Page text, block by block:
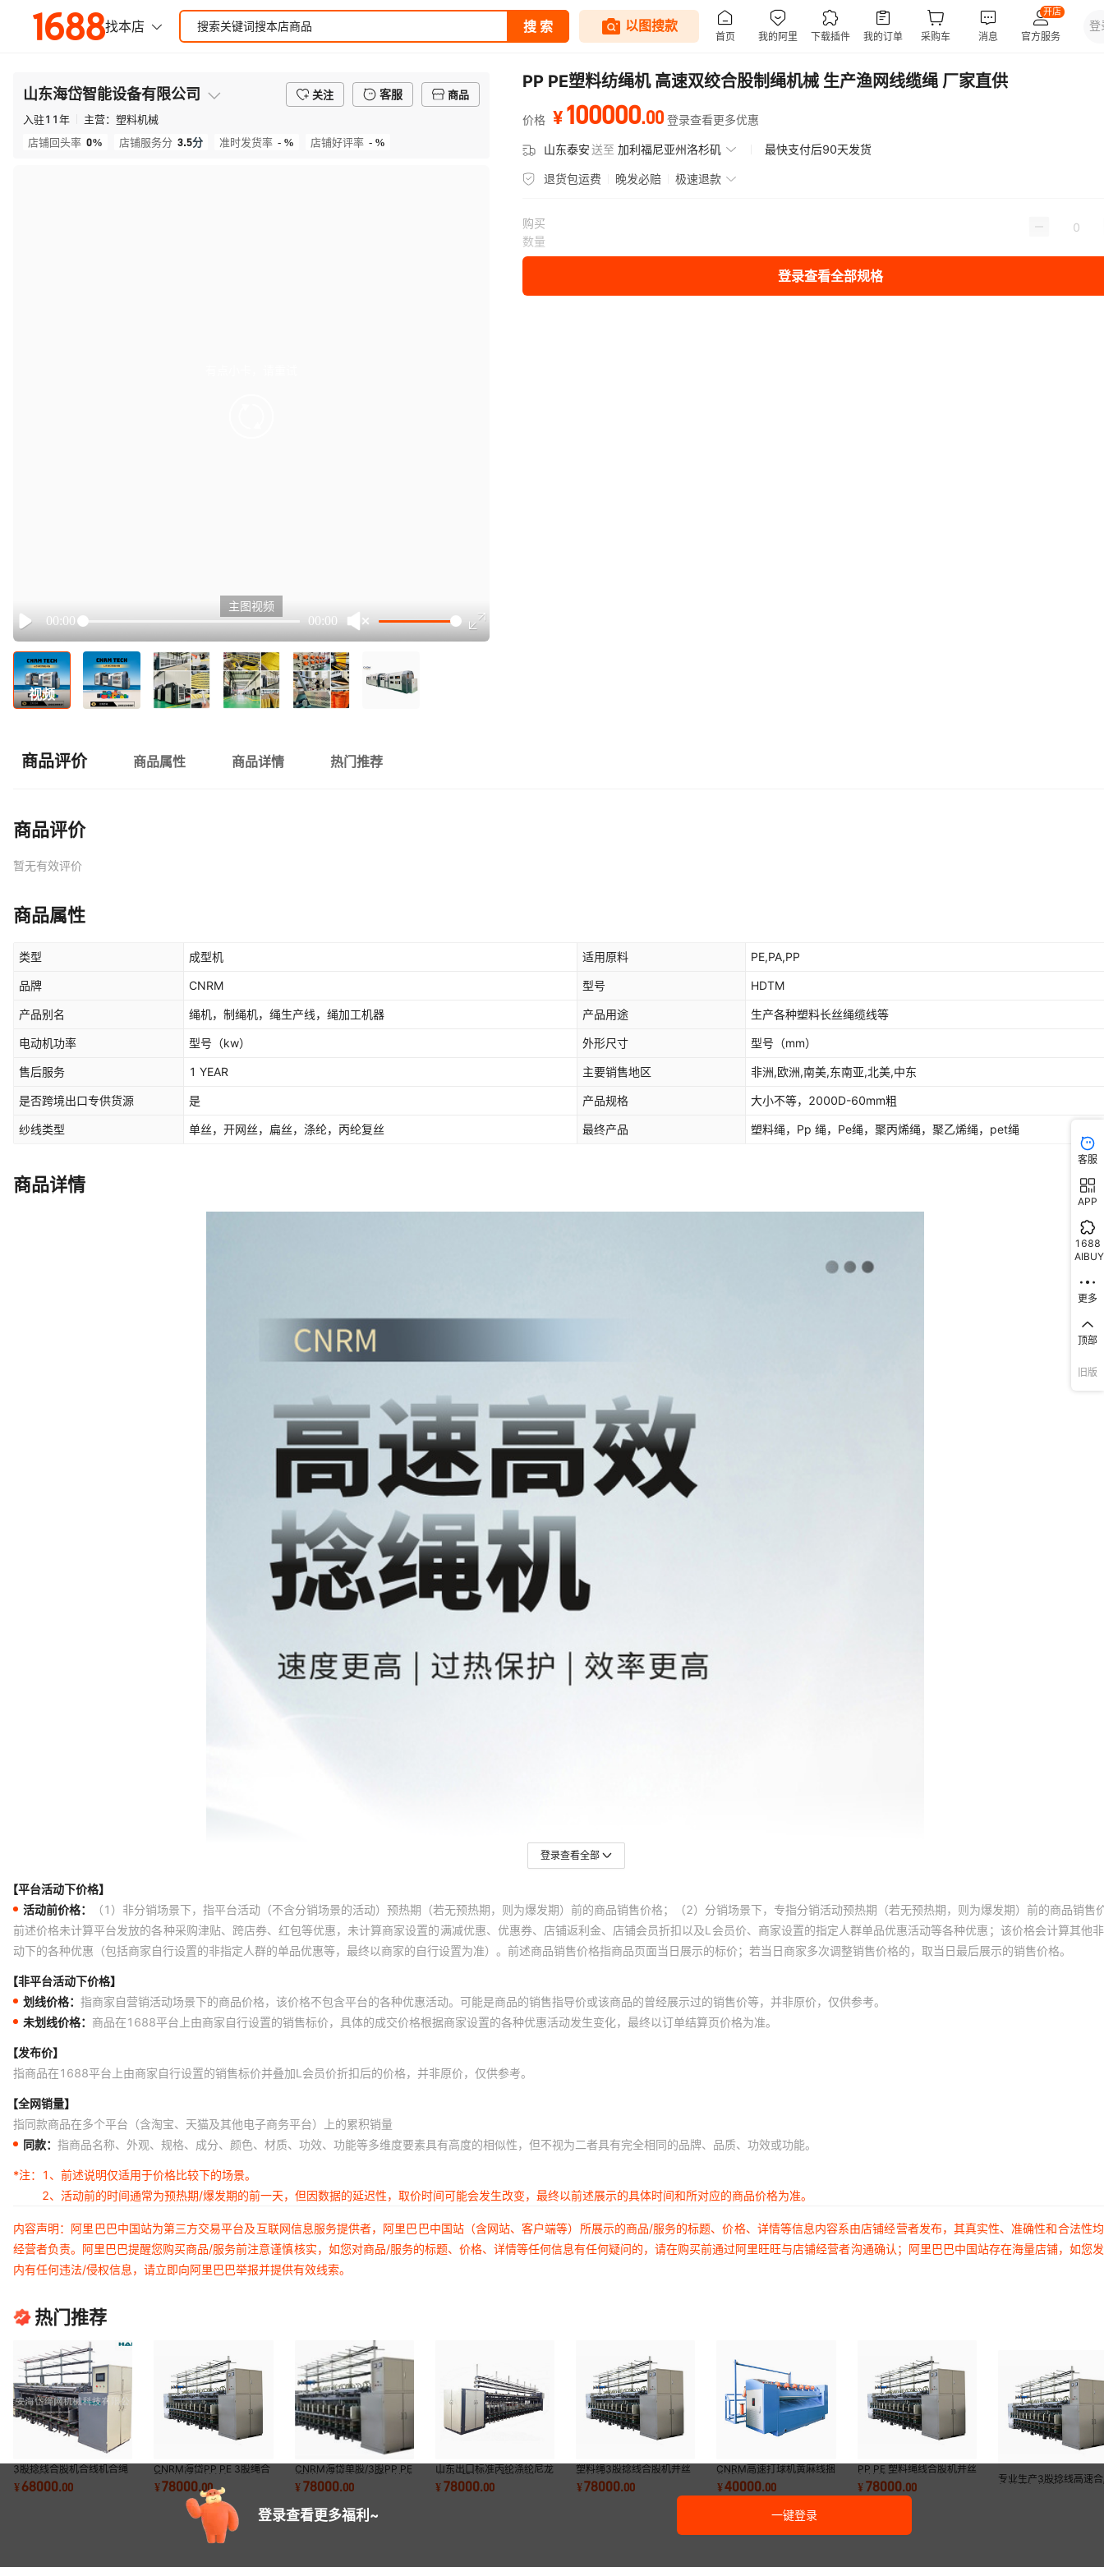
山东海岱智能设备有限公司 关注 客服
商品
入驻11年 主营： 塑料机械
店铺回头率 0% 店铺服务分 3.5分 准时发货率 - % 店铺好评率 - %
Play
00:00 00:00
主图视频
视频
PP PE塑料纺绳机 高速双绞合股制绳机械 生产渔网线缆绳 厂家直供
价格 ¥100000.00 登录查看更多优惠
山东泰安送至 加利福尼亚州洛杉矶 最快支付后90天发货
退货包运费 晚发必赔 极速退款
购买
数量
登录查看全部规格
商品评价 商品属性 商品详情 热门推荐
商品评价
暂无有效评价
商品属性
类型 成型机 适用原料 PE,PA,PP
品牌 CNRM 型号 HDTM
产品别名 绳机，制绳机，绳生产线，绳加工机器 产品用途 生产各种塑料长丝绳缆线等
电动机功率 型号 （kw） 外形尺寸 型号 （mm）
售后服务 1 YEAR 主要销售地区 非洲,欧洲,南美,东南亚,北美,中东
是否跨境出口专供货源 是 产品规格 大小不等，2000D-60mm粗
纱线类型 单丝，开网丝，扁丝，涤纶，丙纶复丝 最终产品 塑料绳，Pp 绳，Pe绳，聚丙烯绳，聚乙烯绳，pet绳
商品详情
登录查看全部
【平台活动下价格】
活动前价格：
（1）非分销场景下，指平台活动（不含分销场景的活动）预热期（若无预热期，则为爆发期）前的商品销售价格；（2）分销场景下，专指分销活动预热期（若无预热期，则为爆发期）前的商品销售
前述价格未计算平台发放的各种采购津贴、跨店券、红包等优惠，未计算商家设置的满减优惠、优惠券、店铺返利金、店铺会员折扣以及L会员价、商家设置的指定人群单品优惠活动等各种优惠；该价格会计算其他
动下的各种优惠（包括商家自行设置的非指定人群的单品优惠等，最终以商家的自行设置为准）。前述商品销售价格指商品页面当日展示的标价；若当日商家多次调整销售价格的，取当日最后展示的销售价格。
【非平台活动下价格】
划线价格： 指商家自营销活动场景下的商品价格，该价格不包含平台的各种优惠活动。可能是商品的销售指导价或该商品的曾经展示过的销售价等，并非原价，仅供参考。
未划线价格： 商品在1688平台上由商家自行设置的销售标价，具体的成交价格根据商家设置的各种优惠活动发生变化，最终以订单结算页价格为准。
【发布价】
指商品在1688平台上由商家自行设置的销售标价并叠加L会员价折扣后的价格，并非原价，仅供参考。
【全网销量】
指同款商品在多个平台（含淘宝、天猫及其他电子商务平台）上的累积销量
同款： 指商品名称、外观、规格、成分、颜色、材质、功效、功能等多维度要素具有高度的相似性，但不视为二者具有完全相同的品牌、品质、功效或功能。
*注：
1、前述说明仅适用于价格比较下的场景。
2、活动前的时间通常为预热期/爆发期的前一天，但因数据的延迟性，取价时间可能会发生改变，最终以前述展示的具体时间和所对应的商品价格为准。
内容声明：阿里巴巴中国站为第三方交易平台及互联网信息服务提供者，阿里巴巴中国站（含网站、客户端等）所展示的商品/服务的标题、价格、详情等信息内容系由店铺经营者发布，其真实性、准确性和合法性
经营者负责。阿里巴巴提醒您购买商品/服务前注意谨慎核实，如您对商品/服务的标题、价格、详情等任何信息有任何疑问的，请在购买前通过阿里旺旺与店铺经营者沟通确认；阿里巴巴中国站存在海量店铺，如您
内有任何违法/侵权信息，请立即向阿里巴巴举报并提供有效线索。
热门推荐
3股捻线合股机合线机合绳
机捻线机 捻绳机
¥68000.00
CNRM海岱PP PE 3股绳合
股机捻线机并丝机
¥78000.00
CNRM海岱单股/3股PP PE
塑料绳线并丝机合股机捻线
机捻绳机
¥78000.00
山东出口标准丙纶涤纶尼龙
化纤3股捻线合股捻线机
¥78000.00
塑料绳3股捻线合股机并丝
机捻线机
¥78000.00
CNRM高速打球机黄麻线捆
扎线绕球机
¥40000.00
PP PE 塑料绳线合股机并丝
机捻线机
¥78000.00
专业生产3股捻线高速
登录查看更多福利~ 一键登录
客服
APP
1688
AIBUY
更多
顶部
旧版